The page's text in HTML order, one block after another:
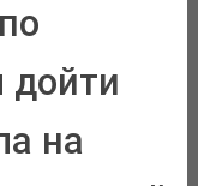
дойти
на